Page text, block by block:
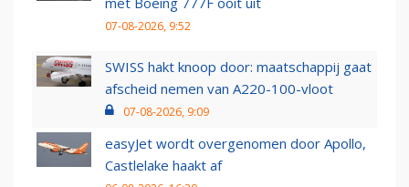
07-08-2026, 9:52
SWISS hakt knoop door: maatschappij gaat
afscheid nemen van A220-100-vloot
07-08-2026, 9:09
easyJet wordt overgenomen door Apollo,
Castlelake haakt af